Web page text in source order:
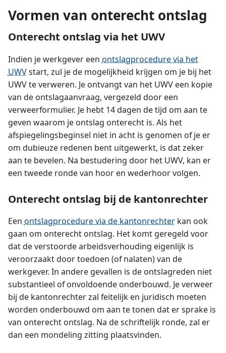
Vormen van onterecht ontslag
Onterecht ontslag via het UWV
Indien je werkgever een ontslagprocedure via het
UWVstart, zul je de mogelijkheid krijgen om je bij het
UWV te verweren. Je ontvangt van het UWV een kopie
van de ontslagaanvraag, vergezeld door een
verweerformulier. Je hebt 14 dagen de tijd om aan te
geven waarom je ontslag onterecht is. Als het
afspiegelingsbeginsel niet in acht is genomen of je er
om dubieuze redenen bent uitgewerkt, is dat zeker
aan te bevelen. Na bestudering door het UWV, kan er
een tweede ronde van hoor en wederhoor volgen.
Onterecht ontslag bij de kantonrechter
Een ontslagprocedure via de kantonrechterkan ook
gaan om onterecht ontslag. Het komt geregeld voor
dat de verstoorde arbeidsverhouding eigenlijk is
veroorzaakt door toedoen (of nalaten) van de
werkgever. In andere gevallen is de ontslagreden niet
substantieel of onvoldoende onderbouwd. Je verweer
bij de kantonrechter zal feitelijk en juridisch moeten
worden onderbouwd om aan te tonen dat er sprake is
van onterecht ontslag. Na de schriftelijk ronde, zal er
dan een mondeling zitting plaatsvinden.